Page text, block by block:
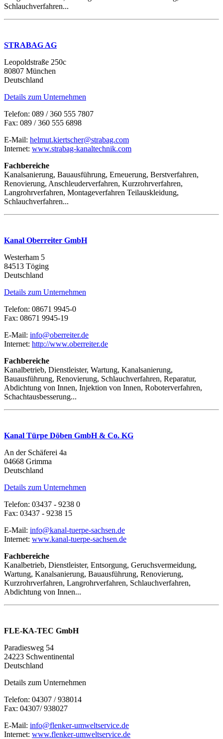
Schlauchverfahren...
STRABAG AG
Leopoldstraße 250c
80807 München
Deutschland
Details zum Unternehmen
Telefon: 089 / 360 555 7807
Fax: 089 / 360 555 6898
E-Mail: helmut.kiertscher@strabag.com
Internet: www.strabag-kanaltechnik.com
Fachbereiche
Kanalsanierung, Bauausführung, Erneuerung, Berstverfahren,
Renovierung, Anschleuderverfahren, Kurzrohrverfahren,
Langrohrverfahren, Montageverfahren Teilauskleidung,
Schlauchverfahren...
Kanal Oberreiter GmbH
Westerham 5
84513 Töging
Deutschland
Details zum Unternehmen
Telefon: 08671 9945-0
Fax: 08671 9945-19
E-Mail: info@oberreiter.de
Internet: http://www.oberreiter.de
Fachbereiche
Kanalbetrieb, Dienstleister, Wartung, Kanalsanierung,
Bauausführung, Renovierung, Schlauchverfahren, Reparatur,
Abdichtung von Innen, Injektion von Innen, Roboterverfahren,
Schachtausbesserung...
Kanal Türpe Döben GmbH & Co. KG
An der Schäferei 4a
04668 Grimma
Deutschland
Details zum Unternehmen
Telefon: 03437 - 9238 0
Fax: 03437 - 9238 15
E-Mail: info@kanal-tuerpe-sachsen.de
Internet: www.kanal-tuerpe-sachsen.de
Fachbereiche
Kanalbetrieb, Dienstleister, Entsorgung, Geruchsvermeidung,
Wartung, Kanalsanierung, Bauausführung, Renovierung,
Kurzrohrverfahren, Langrohrverfahren, Schlauchverfahren,
Abdichtung von Innen...
FLE-KA-TEC GmbH
Paradiesweg 54
24223 Schwentinental
Deutschland
Details zum Unternehmen
Telefon: 04307 / 938014
Fax: 04307/ 938027
E-Mail: info@flenker-umweltservice.de
Internet: www.flenker-umweltservice.de